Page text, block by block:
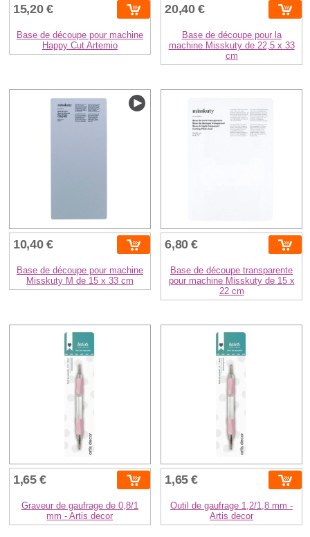
15,20 €
Base de découpe pour machine
Happy Cut Artemio
20,40 €
Base de découpe pour la
machine Misskuty de 22,5 x 33
cm
10,40 €
Base de découpe pour machine
Misskuty M de 15 x 33 cm
6,80 €
Base de découpe transparente
pour machine Misskuty de 15 x
22 cm
1,65 €
Graveur de gaufrage de 0,8/1
mm - Artis decor
1,65 €
Outil de gaufrage 1,2/1,8 mm -
Artis decor